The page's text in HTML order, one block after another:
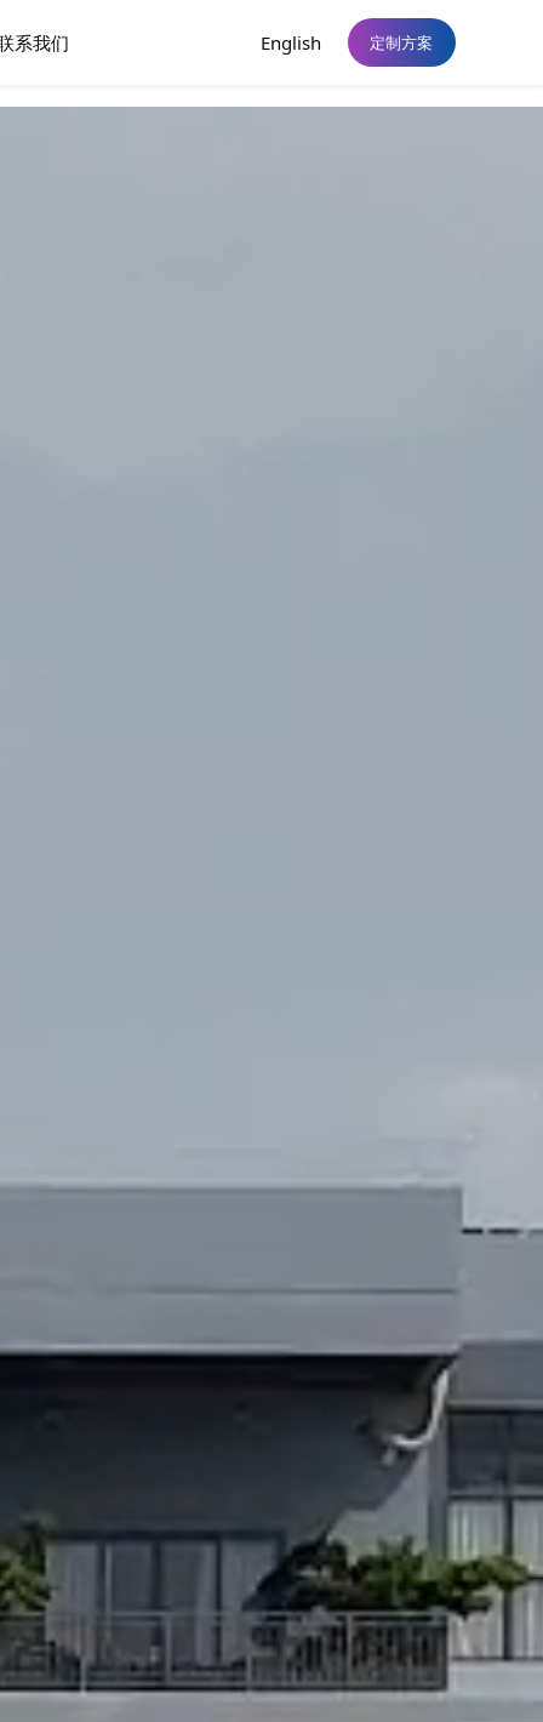
定制方案
English
系我们